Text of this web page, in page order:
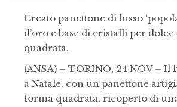
Creato panettone di lusso
d’oro e base di cristalli per
quadrata.
(ANSA) – TORINO, 24 NOV – Il
a Natale, con un panettone
forma quadrata, ricoperto di